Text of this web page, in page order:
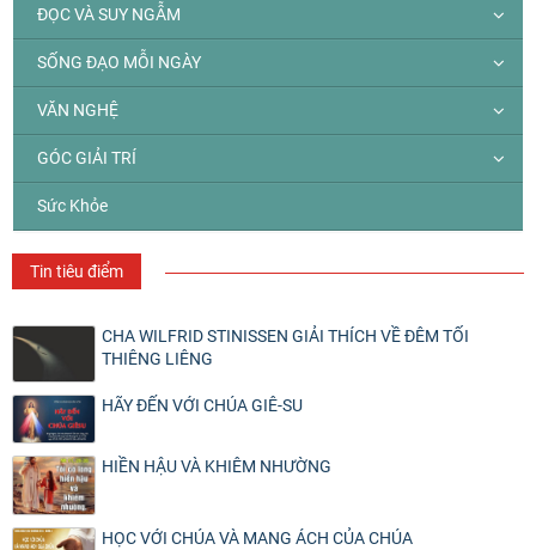
ĐỌC VÀ SUY NGẪM
SỐNG ĐẠO MỖI NGÀY
VĂN NGHỆ
GÓC GIẢI TRÍ
Sức Khỏe
Tin tiêu điểm
CHA WILFRID STINISSEN GIẢI THÍCH VỀ ĐÊM TỐI
THIÊNG LIÊNG
HÃY ĐẾN VỚI CHÚA GIÊ-SU
HIỀN HẬU VÀ KHIÊM NHƯỜNG
HỌC VỚI CHÚA VÀ MANG ÁCH CỦA CHÚA